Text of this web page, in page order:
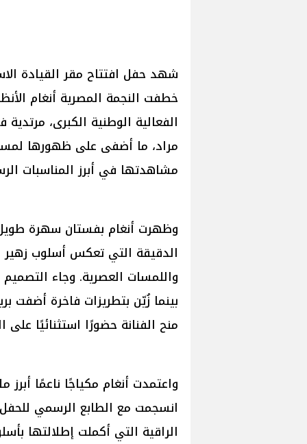
شهد حفل افتتاح مقر القيادة
خطفت النجمة المصرية أنغام
الفعالية الوطنية الكبرى،
مراد، ما أضفى على ظهورها
مشاهدتها في أبرز المناسبات
وظهرت أنغام بفستان سهرة طويل
الدقيقة التي تعكس أسلوب زهير
واللمسات العصرية. وجاء
بينما زُيّن بتطريزات فاخرة أضفت
منح الفنانة حضورًا استثنائيًا على
واعتمدت أنغام مكياجًا ناعمًا
انسجمت مع الطابع الرسمي
الراقية التي أكملت إطلالتها